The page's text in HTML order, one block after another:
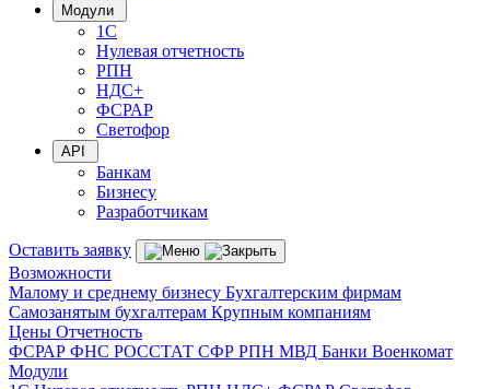
Модули
1С
Нулевая отчетность
РПН
НДС+
ФСРАР
Светофор
API
Банкам
Бизнесу
Разработчикам
Оставить заявку
Возможности
Малому и среднему бизнесу Бухгалтерским фирмам
Самозанятым бухгалтерам Крупным компаниям
Цены Отчетность
ФСРАР ФНС РОССТАТ СФР РПН МВД Банки Военкомат
Модули